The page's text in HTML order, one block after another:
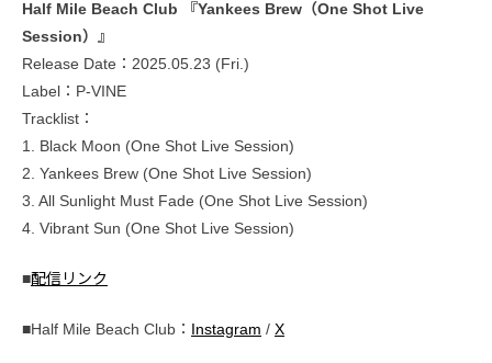
Half Mile Beach Club 『Yankees Brew（One Shot Live
Session）』
Release Date：2025.05.23 (Fri.)
Label：P-VINE
Tracklist：
1. Black Moon (One Shot Live Session)
2. Yankees Brew (One Shot Live Session)
3. All Sunlight Must Fade (One Shot Live Session)
4. Vibrant Sun (One Shot Live Session)
■配信リンク
■Half Mile Beach Club： Instagram / X